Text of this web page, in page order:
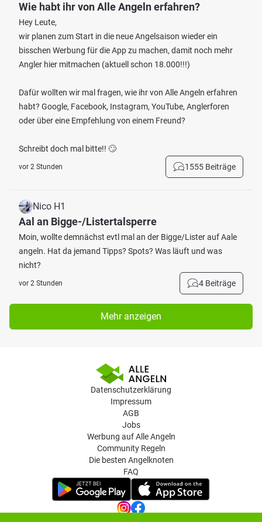
Wie habt ihr von Alle Angeln erfahren?
Hey Leute,
wir planen zum Start in die neue Angelsaison wieder ein
bisschen Werbung für die App zu machen, damit noch mehr
Angler hier mitmachen (aktuell schon 18.000!!!)
Dafür wollten wir mal fragen, wie ihr von Alle Angeln erfahren
habt? Google, Facebook, Instagram, YouTube, Anglerforen
oder über eine Empfehlung von einem Freund?
Schreibt doch mal bitte!! 🙄
vor 2 Stunden 1555 Beiträge
Nico H1
Aal an Bigge-/Listertalsperre
Moin, wollte demnächst evtl mal an der Bigge/Lister auf Aale
angeln. Hat da jemand Tipps? Spots? Was läuft und was
nicht?
vor 2 Stunden 4 Beiträge
Mehr anzeigen
Datenschutzerklärung
Impressum
AGB
Jobs
Werbung auf Alle Angeln
Community Regeln
Die besten Angelknoten
FAQ